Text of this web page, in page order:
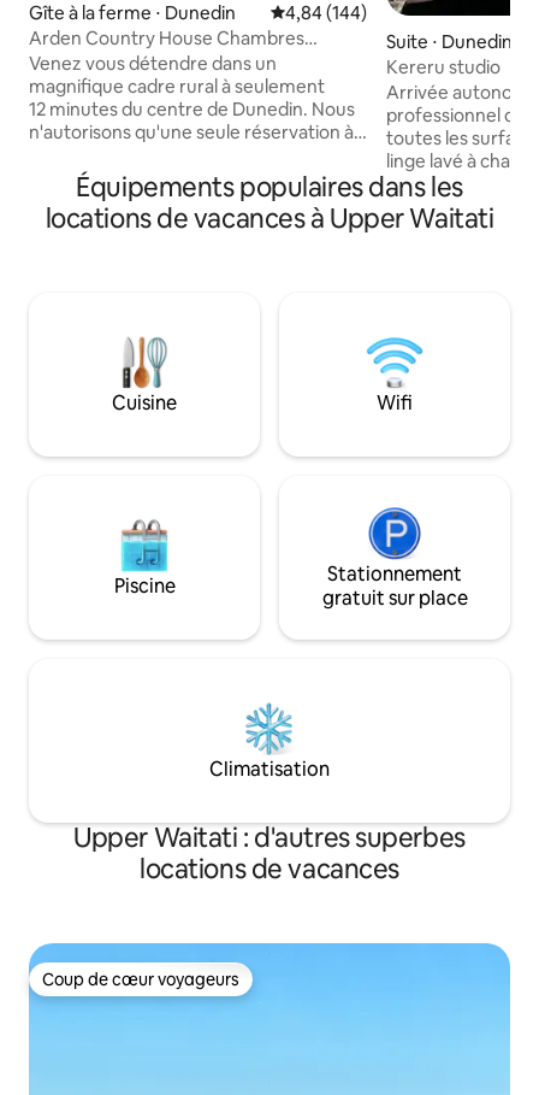
Gîte à la ferme ⋅ Dunedin Évaluation moyenne sur la
4,84 (144)
Arden Country House Chambres
d'hôtes Maison entière
Venez vous détendre dans un
magnifique cadre rural à seulement
12 minutes du centre de Dunedin. Nous
n'autorisons qu'une seule réservation à
pour un couple ou une famille de
10 personnes, vous avez l'ensemble du
B&B pour vous. Il y a beaucoup à faire à
avec des manchots, des phoques, des
otaries, des albatros et bien plus encore.
Utilisez notre logement comme pied-à-
terre et explorez les musées, les galeries
patrimoniaux de Dunedin.
Suite ⋅ Dunedin
Kereru studio
Arrivée
professionnel de
toutes les
linge lavé à chaud. Studio
parfait pour un
seule. Comprend
connectée avec
avec couverture
chaleur pour un
l'année. Grande salle de bain avec
douche à haute pression.
des arrêts de
Équipements populaires dans les
locations de vacances à Upper Waitati
Cuisine Wifi
Piscine
Stationnement
gratuit sur place
Climatisation
Upper Waitati : d'autres superbes
locations de vacances
Coup de cœur voyageurs
Coup de cœur voyageurs